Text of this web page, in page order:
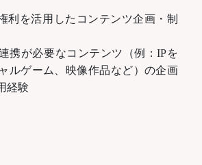
利を活用したコンテンツ企画・制
携が必要なコンテンツ（例：IPを
ルゲーム、映像作品など）の企画
経験